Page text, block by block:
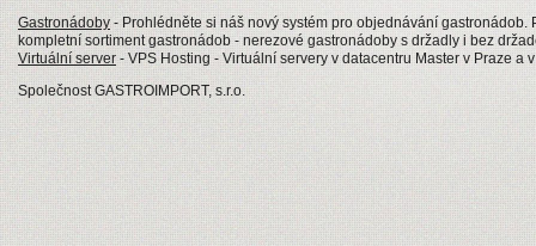
Gastronádoby - Prohlédněte si náš nový systém pro objednávání
kompletní sortiment gastronádob - nerezové gastronádoby s držadly i bez
Virtuální server - VPS Hosting - Virtuální servery v datacentru Master v Praze a
Společnost GASTROIMPORT, s.r.o.